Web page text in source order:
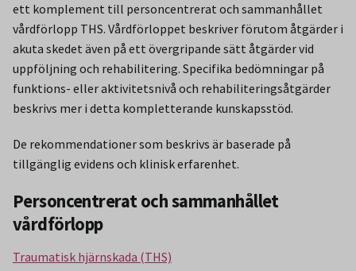
ett komplement till personcentrerat och sammanhållet
vårdförlopp THS. Vårdförloppet beskriver förutom åtgärder i
akuta skedet även på ett övergripande sätt åtgärder vid
uppföljning och rehabilitering. Specifika bedömningar på
funktions- eller aktivitetsnivå och rehabiliteringsåtgärder
beskrivs mer i detta kompletterande kunskapsstöd.
De rekommendationer som beskrivs är baserade på
tillgänglig evidens och klinisk erfarenhet.
Personcentrerat och sammanhållet
vårdförlopp
Traumatisk hjärnskada (THS)